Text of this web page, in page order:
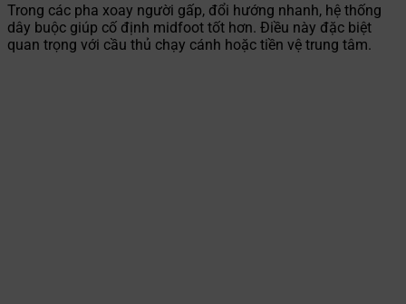
Trong các pha xoay người gấp, đổi hướng nhanh, hệ thống
dây buộc giúp cố định midfoot tốt hơn. Điều này đặc biệt
quan trọng với cầu thủ chạy cánh hoặc tiền vệ trung tâm.